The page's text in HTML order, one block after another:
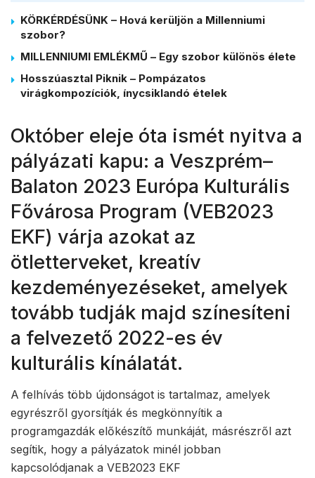
KÖRKÉRDÉSÜNK – Hová kerüljön a Millenniumi
szobor?
MILLENNIUMI EMLÉKMŰ – Egy szobor különös élete
Hosszúasztal Piknik – Pompázatos
virágkompozíciók, ínycsiklandó ételek
Október eleje óta ismét nyitva a
pályázati kapu: a Veszprém–
Balaton 2023 Európa Kulturális
Fővárosa Program (VEB2023
EKF) várja azokat az
ötletterveket, kreatív
kezdeményezéseket, amelyek
tovább tudják majd színesíteni
a felvezető 2022-es év
kulturális kínálatát.
A felhívás több újdonságot is tartalmaz, amelyek
egyrészről gyorsítják és megkönnyítik a
programgazdák előkészítő munkáját, másrészről azt
segítik, hogy a pályázatok minél jobban
kapcsolódjanak a VEB2023 EKF